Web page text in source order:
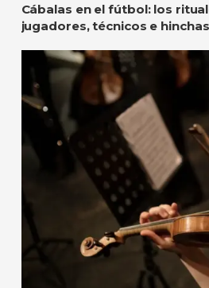
Cábalas en el fútbol: los
jugadores, técnicos e hinchas